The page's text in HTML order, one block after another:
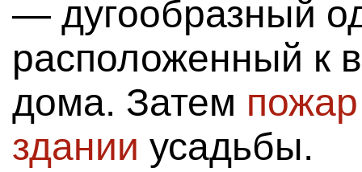
— дугообразный
расположенный к
дома. Затем
здании усадьбы.